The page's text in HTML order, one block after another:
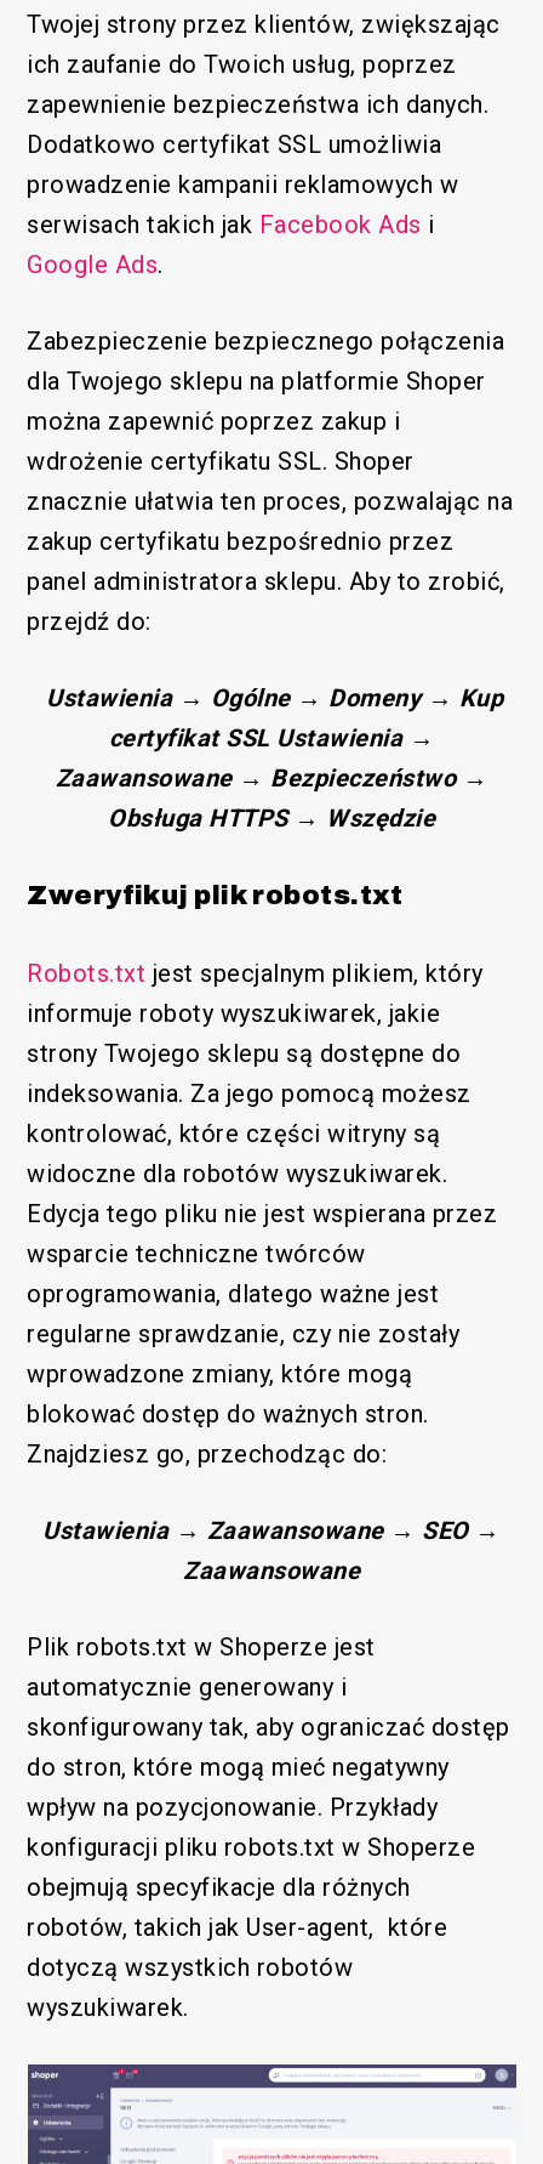
Twojej strony przez klientów, zwiększając
ich zaufanie do Twoich usług, poprzez
zapewnienie bezpieczeństwa ich danych.
Dodatkowo certyfikat SSL umożliwia
prowadzenie kampanii reklamowych w
serwisach takich jak Facebook Ads i
Google Ads.
Zabezpieczenie bezpiecznego połączenia
dla Twojego sklepu na platformie Shoper
można zapewnić poprzez zakup i
wdrożenie certyfikatu SSL. Shoper
znacznie ułatwia ten proces, pozwalając na
zakup certyfikatu bezpośrednio przez
panel administratora sklepu. Aby to zrobić,
przejdź do:
Ustawienia → Ogólne → Domeny → Kup
certyfikat SSL Ustawienia →
Zaawansowane → Bezpieczeństwo →
Obsługa HTTPS → Wszędzie
Zweryfikuj plik robots.txt
Robots.txt jest specjalnym plikiem, który
informuje roboty wyszukiwarek, jakie
strony Twojego sklepu są dostępne do
indeksowania. Za jego pomocą możesz
kontrolować, które części witryny są
widoczne dla robotów wyszukiwarek.
Edycja tego pliku nie jest wspierana przez
wsparcie techniczne twórców
oprogramowania, dlatego ważne jest
regularne sprawdzanie, czy nie zostały
wprowadzone zmiany, które mogą
blokować dostęp do ważnych stron.
Znajdziesz go, przechodząc do:
Ustawienia → Zaawansowane → SEO →
Zaawansowane
Plik robots.txt w Shoperze jest
automatycznie generowany i
skonfigurowany tak, aby ograniczać dostęp
do stron, które mogą mieć negatywny
wpływ na pozycjonowanie. Przykłady
konfiguracji pliku robots.txt w Shoperze
obejmują specyfikacje dla różnych
robotów, takich jak User-agent, które
dotyczą wszystkich robotów
wyszukiwarek.